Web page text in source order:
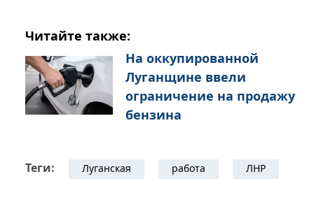
Читайте также:
На оккупированной
Луганщине ввели
ограничение на продажу
бензина
Теги: Луганская работа ЛНР